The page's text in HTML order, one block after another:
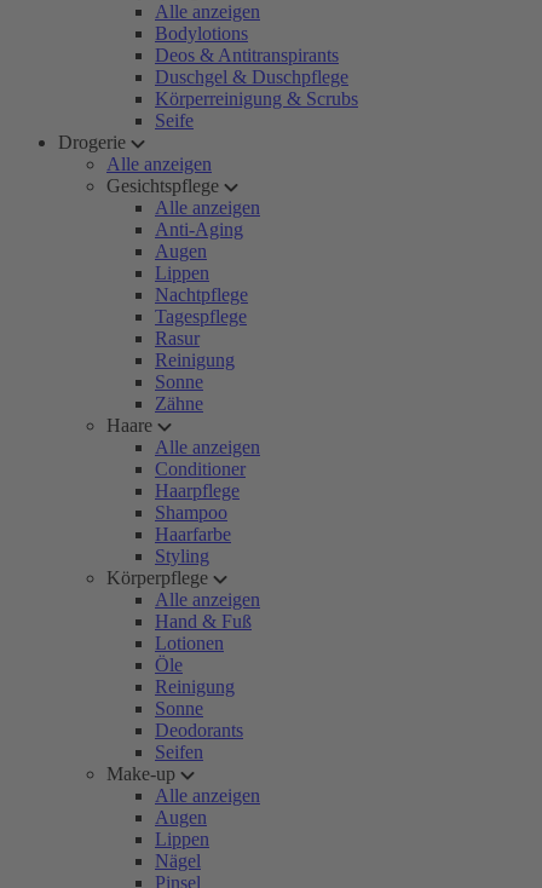
Alle anzeigen
Bodylotions
Deos & Antitranspirants
Duschgel & Duschpflege
Körperreinigung & Scrubs
Seife
Drogerie
Alle anzeigen
Gesichtspflege
Alle anzeigen
Anti-Aging
Augen
Lippen
Nachtpflege
Tagespflege
Rasur
Reinigung
Sonne
Zähne
Haare
Alle anzeigen
Conditioner
Haarpflege
Shampoo
Haarfarbe
Styling
Körperpflege
Alle anzeigen
Hand & Fuß
Lotionen
Öle
Reinigung
Sonne
Deodorants
Seifen
Make-up
Alle anzeigen
Augen
Lippen
Nägel
Pinsel